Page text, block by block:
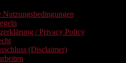
Nutzungsbedingungen
/ Privacy Policy
(Disclaimer)